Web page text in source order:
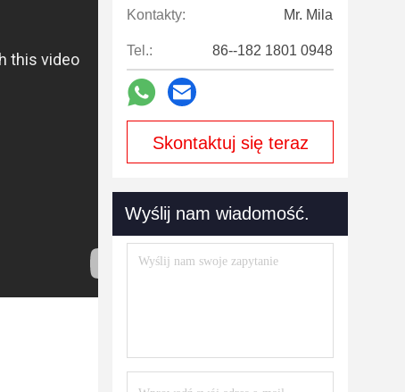
Kontakty: Mr. Mila
Tel.: 86--182 1801 0948
Skontaktuj się teraz
Wyślij nam wiadomość.